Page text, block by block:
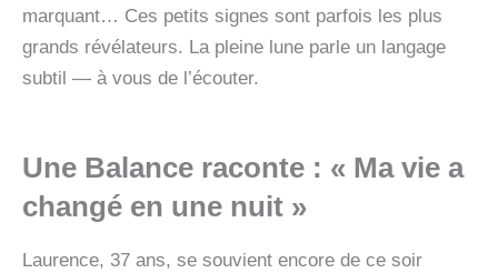
marquant… Ces petits signes sont parfois les plus
grands révélateurs. La pleine lune parle un langage
subtil — à vous de l’écouter.
Une Balance raconte : « Ma vie a
changé en une nuit »
Laurence, 37 ans, se souvient encore de ce soir